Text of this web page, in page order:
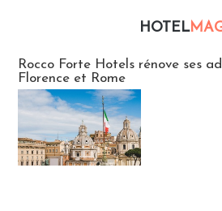
HOTEL
Rocco Forte Hotels rénove ses
Florence et Rome